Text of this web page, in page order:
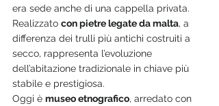
era sede anche di una cappella privata.
Realizzato con pietre legate da malta, a
differenza dei trulli più antichi costruiti a
secco, rappresenta l’evoluzione
dell’abitazione tradizionale in chiave più
stabile e prestigiosa.
Oggi è museo etnografico, arredato con